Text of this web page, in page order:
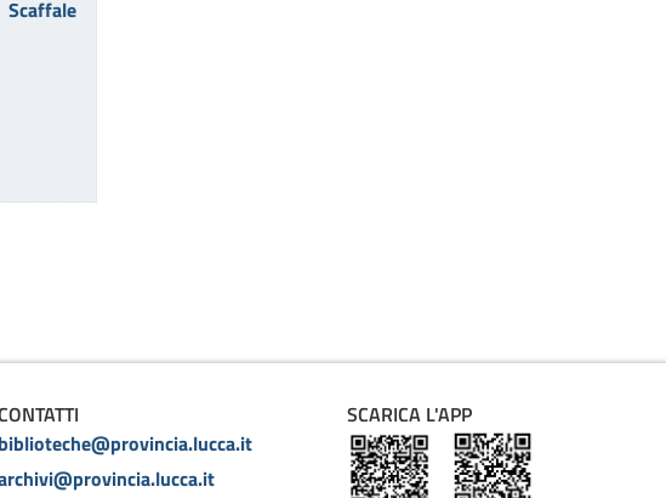
Scaffale
biblioteche@provincia.lucca.it
SCARICA L'APP